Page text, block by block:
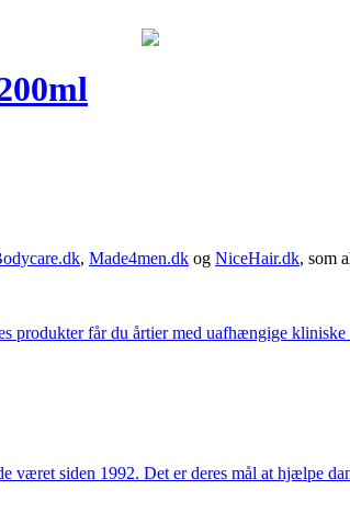
, Made4men.dk og NiceHair.dk, som
får du årtier med uafhængige kliniske
været siden 1992. Det er deres mål at hjælpe